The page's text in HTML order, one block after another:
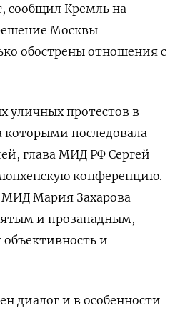
сообщил Кремль на
Москвы
обострены отношения с
уличных протестов в
которыми последовала
глава МИД РФ Сергей
конференцию.
МИД Мария Захарова
и прозападным,
объективность и
диалог и в особенности